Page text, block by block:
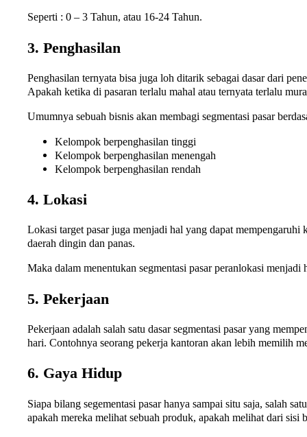
Seperti : 0 – 3 Tahun, atau 16-24 Tahun.
3. Penghasilan
Penghasilan ternyata bisa juga loh ditarik sebagai dasar dari
Apakah ketika di pasaran terlalu mahal atau ternyata terlalu
Umumnya sebuah bisnis akan membagi segmentasi pasar
Kelompok berpenghasilan tinggi
Kelompok berpenghasilan menengah
Kelompok berpenghasilan rendah
4. Lokasi
Lokasi target pasar juga menjadi hal yang dapat
daerah dingin dan panas.
Maka dalam menentukan segmentasi pasar peranlokasi
5. Pekerjaan
Pekerjaan adalah salah satu dasar segmentasi pasar yang
hari. Contohnya seorang pekerja kantoran akan lebih memilih
6. Gaya Hidup
Siapa bilang segementasi pasar hanya sampai situ saja, salah
apakah mereka melihat sebuah produk, apakah melihat dari